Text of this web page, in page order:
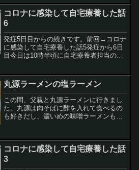
いですなあ～・本搾りのスウィーティー
＆洋なし→スウィーティ...
コロナに感染して自宅療養した話
6
発症5日目からの続きです。前回→コロナ
に感染して自宅療養した話5発症から6日
目今日は10時半頃に自宅療養者担当の看
頃に置き配にてオキシメーターと体温計
が届きました。症状...
丸源ラーメンの塩ラーメン
この間、父親と丸源ラーメンに行きまし
た。丸源は肉そばに酢を入れて食べるの
も好きだし、濃いめの味噌ラーメンも好
あげも好きです。本当になんでもうまい
んですが、やっぱ磯海苔塩...
コロナに感染して自宅療養した話
3